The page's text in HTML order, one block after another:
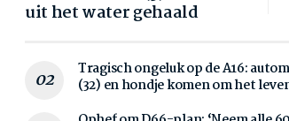
uit het water gehaald
Tragisch ongeluk op de A16:
(32) en hondje komen om het